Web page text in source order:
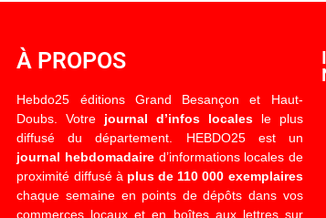
À PROPOS
Hebdo25 éditions Grand Besançon et Haut-
Doubs. Votre journal d’infos localesle plus
diffusé du département. HEBDO25 est un
journal hebdomadaired’informations locales de
proximité diffusé à plus de 110 000 exemplaires
chaque semaine en points de dépôts dans vos
commerces locaux et en boîtes aux lettres sur